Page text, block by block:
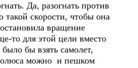
Да, разогнать против
такой скорости, чтобы она
вращение
то для этой цели вместо
бы взять самолет,
можно и пешком